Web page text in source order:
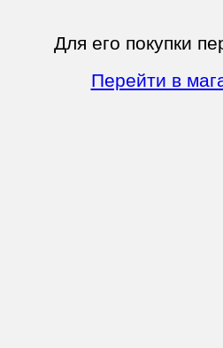
Для его покупки
Перейти в